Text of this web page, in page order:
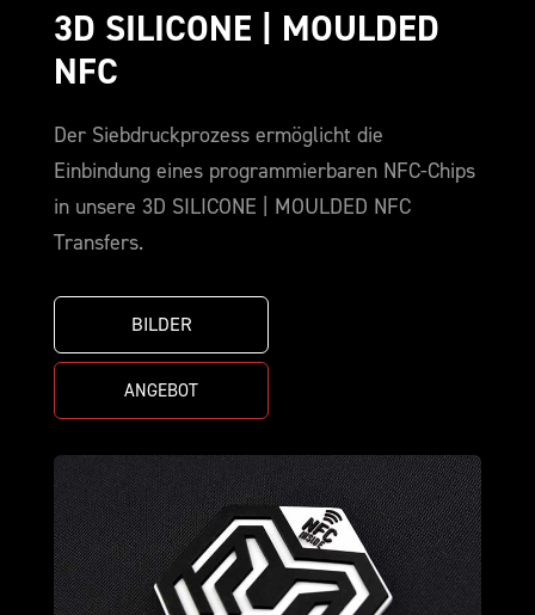
3D SILICONE | MOULDED
NFC
Der Siebdruckprozess ermöglicht die
Einbindung eines programmierbaren NFC-Chips
in unsere 3D SILICONE | MOULDED NFC
Transfers.
BILDER
ANGEBOT